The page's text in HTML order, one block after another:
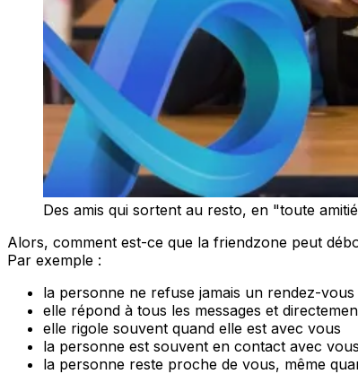
Des amis qui sortent au resto, en "toute
Alors, comment est-ce que la friendzone peut
Par exemple :
la personne ne refuse jamais un rendez-vous
elle répond à tous les messages et
elle rigole souvent quand elle est avec vous
la personne est souvent en contact avec vous
la personne reste proche de vous, même